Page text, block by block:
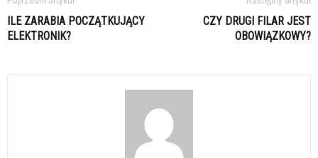
ILE ZARABIA POCZĄTKUJĄCY
ELEKTRONIK?
CZY DRUGI FILAR JEST
OBOWIĄZKOWY?